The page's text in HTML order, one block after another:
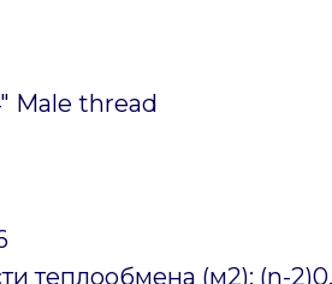
Male thread
теплообмена (м2): (n-